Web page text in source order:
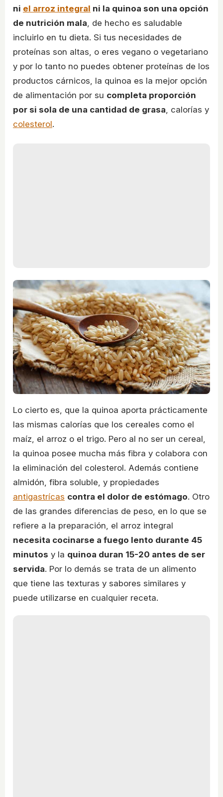
ni el arroz integral ni la quinoa son una opción
de nutrición mala, de hecho es saludable
incluirlo en tu dieta. Si tus necesidades de
proteínas son altas, o eres vegano o vegetariano
y por lo tanto no puedes obtener proteínas de los
productos cárnicos, la quinoa es la mejor opción
de alimentación por su completa proporción
por si sola de una cantidad de grasa, calorías y
colesterol.
Lo cierto es, que la quinoa aporta prácticamente
las mismas calorías que los cereales como el
maíz, el arroz o el trigo. Pero al no ser un cereal,
la quinoa posee mucha más fibra y colabora con
la eliminación del colesterol. Además contiene
almidón, fibra soluble, y propiedades
antigastrícas contra el dolor de estómago. Otro
de las grandes diferencias de peso, en lo que se
refiere a la preparación, el arroz integral
necesita cocinarse a fuego lento durante 45
minutos y la quinoa duran 15-20 antes de ser
servida. Por lo demás se trata de un alimento
que tiene las texturas y sabores similares y
puede utilizarse en cualquier receta.